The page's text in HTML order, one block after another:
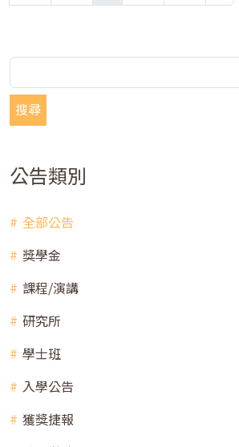
搜尋
公告類別
全部公告
獎學金
課程/演講
研究所
學士班
入學公告
獲獎捷報